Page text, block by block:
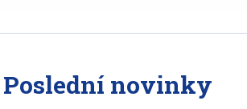
Poslední novinky